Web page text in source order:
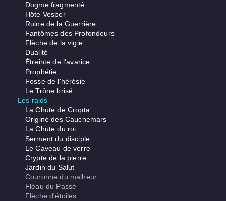
Dogme fragmenté
Hôte Vesper
Ruine de la Guerrière
Fantômes des Profondeurs
Flèche de la vigie
Dualité
Étreinte de l'avarice
Prophétie
Fosse de l'hérésie
Le Trône brisé
Les raids
La Chute de Cropta
Origine des Cauchemars
La Chute du roi
Serment du disciple
Le Caveau de verre
Crypte de la pierre
Jardin du Salut
Couronne du malheur
Fléau du Passé
Flèche d'étoiles